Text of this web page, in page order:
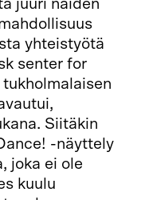
juuri näiden
yhteistyötä
senter for
Siitäkin
-näyttely
joka ei ole
kuulu